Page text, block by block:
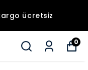
ücretsiz
0